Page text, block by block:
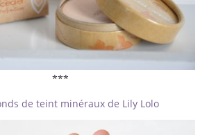
***
de teint minéraux de Lily Lolo